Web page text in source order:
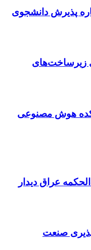
پذیرش دانشجوی
زیرساخت‌های
هوش مصنوعی
عراق دیدار
صنعت